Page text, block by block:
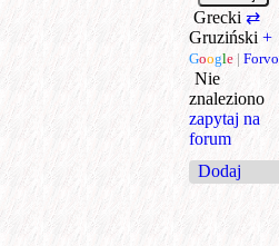
Grecki ⇄
Gruziński +
Google | Forvo
Nie
znaleziono
zapytaj na
forum
Dodaj